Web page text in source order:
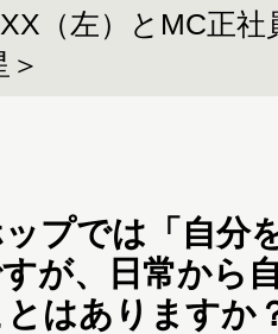
（左）とMC正社
プでは「自分
が、日常から
はありますか